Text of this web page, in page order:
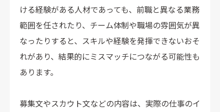
ける経験がある人材であっても、前職と異なる業務
範囲を任されたり、チーム体制や職場の雰囲気が異
なったりすると、スキルや経験を発揮できないおそ
れがあり、結果的にミスマッチにつながる可能性も
あります。
募集文やスカウト文などの内容は、実際の仕事のイ